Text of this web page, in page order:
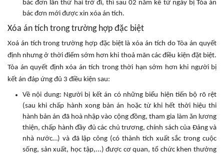
bác đơn lần thứ hai trở đi, thì sau 02 năm kể từ ngày bị Tòa án
bác đơn mới được xin xóa án tích.
Xóa án tích trong trường hợp đặc biệt
Xoá án tích trong trường hợp đặc biệt là xóa án tích do Tòa án quyết
định nhưng ở thời điểm sớm hơn khi thoả mãn các điều kiện đặt biệt.
Tòa án quyết định xóa án tích trong thời hạn sớm hơn khi người bị
kết án đáp ứng đủ 3 điều kiện sau:
Về nội dung: Người bị kết án có những biểu hiện tiến bộ rõ rệt
(sau khi chấp hành xong bản án hoặc từ khi hết thời hiệu thi
hành bản án đã hoà nhập vào cộng đồng, tham gia làm ăn lương
thiện, chấp hành đầy đủ các chủ trương, chính sách của Đảng và
nhà nước…) và đã lập công (có thành tích xuất sắc trong cuộc
sống, sản xuất, học tập,...) được cơ quan, tổ chức khen thưởng